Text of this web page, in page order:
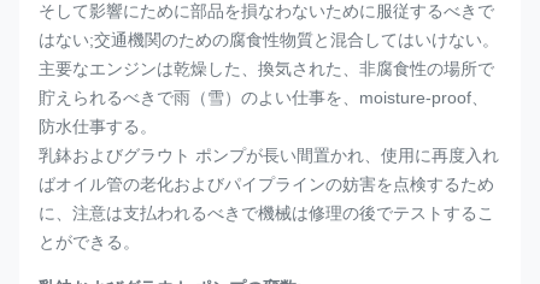
そして影響にために部品を損なわないために服従するべきで
はない;交通機関のための腐食性物質と混合してはいけない。
主要なエンジンは乾燥した、換気された、非腐食性の場所で
貯えられるべきで雨（雪）のよい仕事を、moisture-proof、
防水仕事する。
乳鉢およびグラウト ポンプが長い間置かれ、使用に再度入れ
ばオイル管の老化およびパイプラインの妨害を点検するため
に、注意は支払われるべきで機械は修理の後でテストするこ
とができる。